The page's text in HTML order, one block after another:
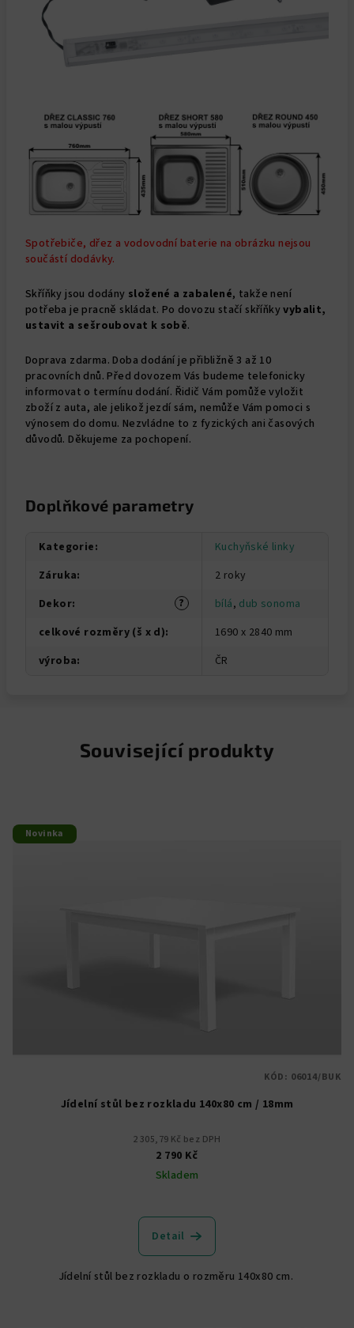
Spotřebiče, dřez a vodovodní baterie na obrázku nejsou
součástí dodávky.
Skříňky jsou dodány složené a zabalené, takže není
potřeba je pracně skládat. Po dovozu stačí skříňkyvybalit,
ustavit a sešroubovat k sobě.
Doprava zdarma. Doba dodání je přibližně 3 až 10
pracovních dnů. Před dovozem Vás budeme telefonicky
informovat o termínu dodání. Řidič Vám pomůže vyložit
zboží z auta, ale jelikož jezdí sám, nemůže Vám pomoci s
výnosem do domu. Nezvládne to z fyzických ani časových
důvodů. Děkujeme za pochopení.
Doplňkové parametry
Kategorie:
Kuchyňské linky
Záruka:
2 roky
?
Dekor: bílá, dub sonoma
celkové rozměry (š x d):
1690 x 2840 mm
výroba: ČR
Související produkty
Novinka
Jídelní stůl bez rozkladu 140x80 cm / 18mm
2 305,79 Kč bez DPH
2 790 Kč
Skladem
hodnocení
produktu
z
Detail
Jídelní stůl bez rozkladu o rozměru 140x80 cm.
KÓD: 06014/BUK